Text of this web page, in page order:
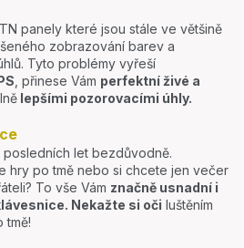
panely které jsou stále ve většině
zobrazování barev a
Tyto problémy vyřeší
, přinese Vám perfektní živé a
lepšími pozorovacími úhly.
let bezdůvodně.
hry po tmě nebo si chcete jen večer
To vše Vám značně usnadní i
Nekažte si oči luštěním
tmě!